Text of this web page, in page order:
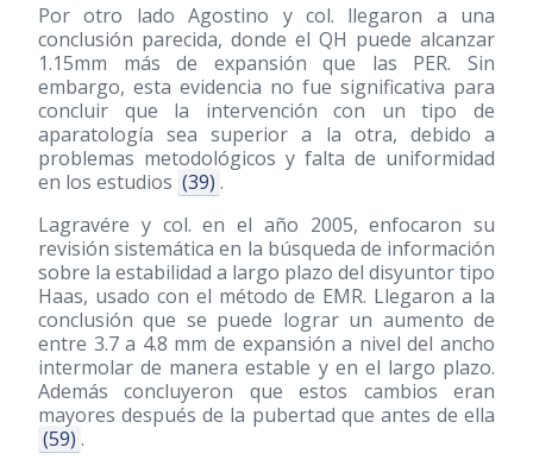
Por otro lado Agostino y col. llegaron a una
conclusión parecida, donde el QH puede alcanzar
1.15mm más de expansión que las PER. Sin
embargo, esta evidencia no fue significativa para
concluir que la intervención con un tipo de
aparatología sea superior a la otra, debido a
problemas metodológicos y falta de uniformidad
en los estudios (39) .
Lagravére y col. en el año 2005, enfocaron su
revisión sistemática en la búsqueda de información
sobre la estabilidad a largo plazo del disyuntor tipo
Haas, usado con el método de EMR. Llegaron a la
conclusión que se puede lograr un aumento de
entre 3.7 a 4.8 mm de expansión a nivel del ancho
intermolar de manera estable y en el largo plazo.
Además concluyeron que estos cambios eran
mayores después de la pubertad que antes de ella
(59) .